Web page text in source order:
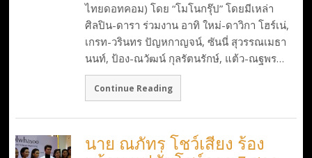
ไทยดอทคอม) โดย “โมโนกรุ๊ป” โดยมีเหล่า
ศิลปิน-ดารา ร่วมงาน อาทิ ใหม่-ดาวิกา โฮร์เน่,
เกรท-วรินทร ปัญหกาญจน์, ซันนี่ สุวรรณเมธา
นนท์, ป้อง-ณวัฒน์ กุลรัตนรักษ์, แต้ว-ณฐพร…
Continue Reading
นาย ณภัทร โชว์เสียง ร้อง